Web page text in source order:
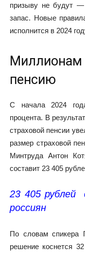
призыву не будут —
запас. Новые
исполнится в 2024
пенсию
С начала 2024
процента. В
страховой пенсии
размер страховой
Минтруда Антон
составит 23 405
23 405 рублей
россиян
По словам спикера
решение коснется